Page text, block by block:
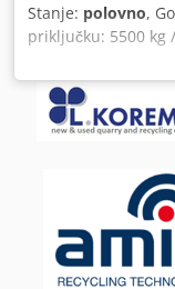
Stanje: polovno,
priključku: 5500 kg
preostalo gazeće
l/min. Klima
Ii T Tsx Alnja